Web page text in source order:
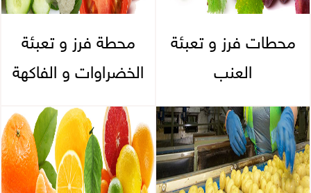
محطات فرز و تعبئة
العنب
محطة فرز و تعبئة
الخضراوات و الفاكهة